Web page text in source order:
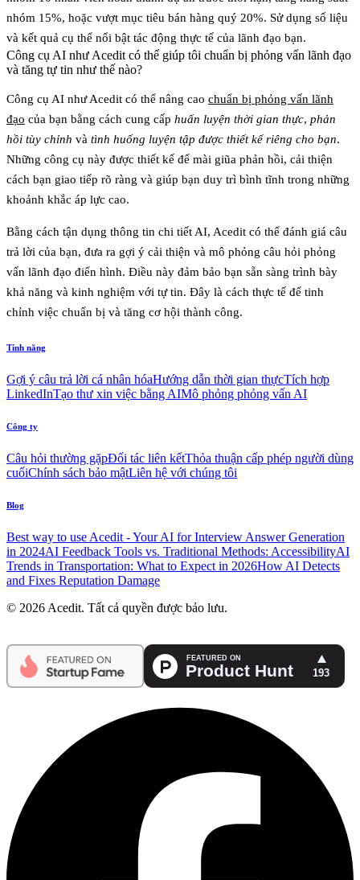
nhóm 15%, hoặc vượt mục tiêu bán hàng quý 20%. Sử dụng số liệu
và kết quả cụ thể nổi bật tác động thực tế của lãnh đạo bạn.
Công cụ AI như Acedit có thể giúp tôi chuẩn bị phỏng vấn lãnh đạo
và tăng tự tin như thế nào?
Công cụ AI nhưAcedit có thể nâng cao chuẩn bị phỏng vấn lãnh
đạo của bạn bằng cách cung cấp huấn luyện thời gian thực, phản
hồi tùy chỉnh và tình huống luyện tập được thiết kế riêng cho bạn.
Những công cụ này được thiết kế để mài giũa phản hồi, cải thiện
cách bạn giao tiếp rõ ràng và giúp bạn duy trì bình tĩnh trong những
khoảnh khắc áp lực cao.
Bằng cách tận dụng thông tin chi tiết AI, Acedit có thể đánh giá câu
trả lời của bạn, đưa ra gợi ý cải thiện và mô phỏng câu hỏi phỏng
vấn lãnh đạo điển hình. Điều này đảm bảo bạn sẵn sàng trình bày
khả năng và kinh nghiệm với tự tin. Đây là cách thực tế để tinh
chỉnh việc chuẩn bị và tăng cơ hội thành công.
Tính năng
Gợi ý câu trả lời cá nhân hóaHướng dẫn thời gian thựcTích hợp
LinkedInTạo thư xin việc bằng AIMô phỏng phỏng vấn AI
Công ty
Câu hỏi thường gặpĐối tác liên kếtThỏa thuận cấp phép người dùng
cuốiChính sách bảo mậtLiên hệ với chúng tôi
Blog
Best way to use Acedit - Your AI for Interview Answer Generation
in 2024AI Feedback Tools vs. Traditional Methods: AccessibilityAI
Trends in Transportation: What to Expect in 2026How AI Detects
and Fixes Reputation Damage
© 2026 Acedit. Tất cả quyền được bảo lưu.